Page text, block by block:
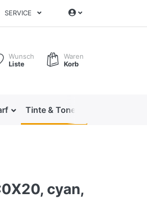
SERVICE
Wunsch
Liste
Waren
Korb
Tinte & Toner
cyan,